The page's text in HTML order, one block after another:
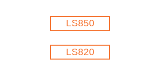
LS850
LS820